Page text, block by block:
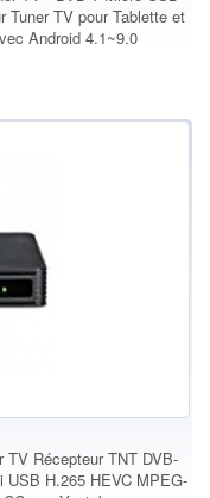
Tuner TV pour Tablette et
Android 4.1~9.0
TV Récepteur TNT DVB-
USB H.265 HEVC MPEG-